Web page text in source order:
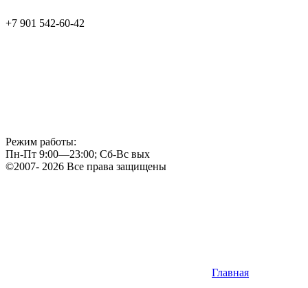
+7 901 542-60-42
Режим работы:
Пн-Пт 9:00—23:00; Сб-Вс вых
©2007- 2026 Все права защищены
Главная